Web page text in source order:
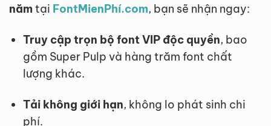
năm tại FontMienPhí.com, bạn sẽ nhận ngay:
Truy cập trọn bộ font VIP độc quyền, bao
gồm Super Pulp và hàng trăm font chất
lượng khác.
Tải không giới hạn, không lo phát sinh chi
phí.